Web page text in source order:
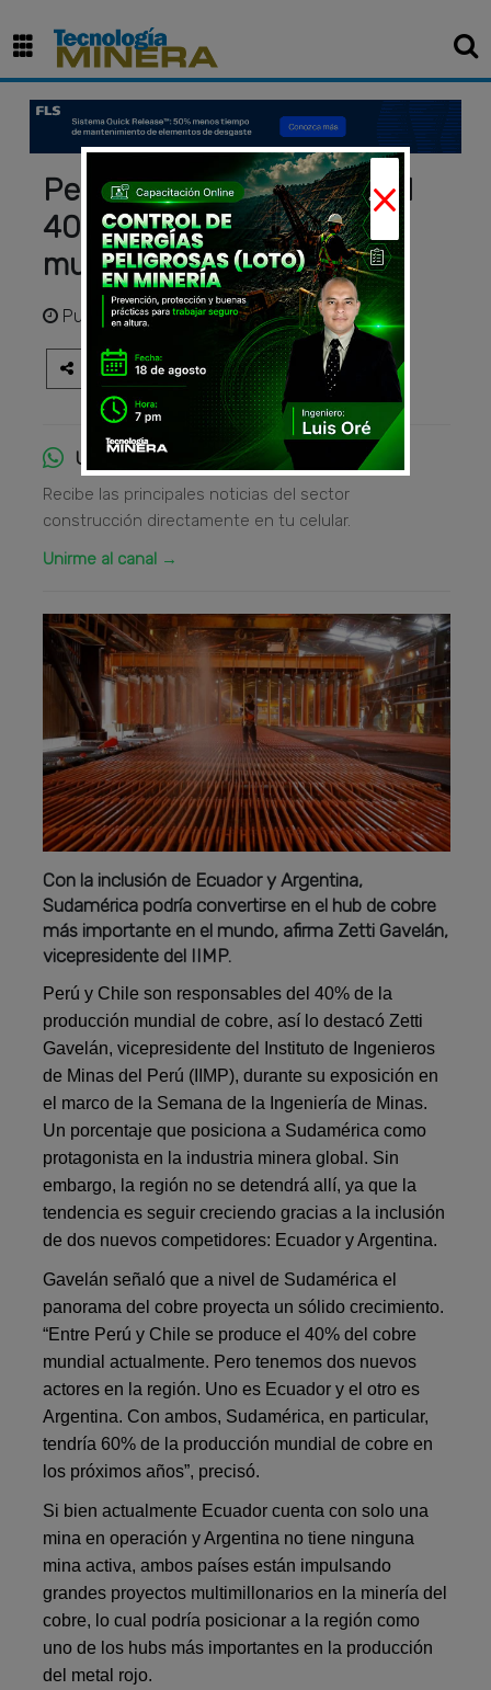
Perú y Chile concentran el
40 % de la producción
mundial de cobre
Publicadohace 1 año
Únete al canal de WhatsApp
Recibe las principales noticias del sector
construcción directamente en tu celular.
Unirme al canal →
Con la inclusión de Ecuador y Argentina,
Sudamérica podría convertirse en el hub de cobre
más importante en el mundo, afirma Zetti Gavelán,
vicepresidente del IIMP.
Perú y Chile son responsables del 40% de la
producción mundial de cobre, así lo destacó Zetti
Gavelán, vicepresidente del Instituto de Ingenieros
de Minas del Perú (IIMP), durante su exposición en
el marco de la Semana de la Ingeniería de Minas.
Un porcentaje que posiciona a Sudamérica como
protagonista en la industria minera global. Sin
embargo, la región no se detendrá allí, ya que la
tendencia es seguir creciendo gracias a la inclusión
de dos nuevos competidores: Ecuador y Argentina.
Gavelán señaló que a nivel de Sudamérica el
panorama del cobre proyecta un sólido crecimiento.
“Entre Perú y Chile se produce el 40% del cobre
mundial actualmente. Pero tenemos dos nuevos
actores en la región. Uno es Ecuador y el otro es
Argentina. Con ambos, Sudamérica, en particular,
tendría 60% de la producción mundial de cobre en
los próximos años”, precisó.
Si bien actualmente Ecuador cuenta con solo una
mina en operación y Argentina no tiene ninguna
mina activa, ambos países están impulsando
grandes proyectos multimillonarios en la minería del
cobre, lo cual podría posicionar a la región como
uno de los hubs más importantes en la producción
del metal rojo.
×